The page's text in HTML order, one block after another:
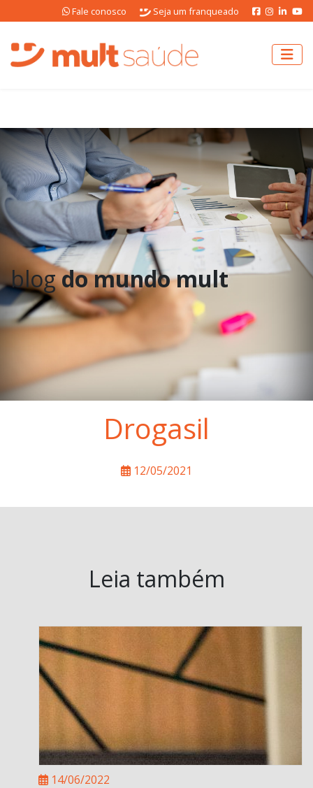
Fale conosco Seja um franqueado
blogdo mundo mult
Drogasil
12/05/2021
Leia também
14/06/2022